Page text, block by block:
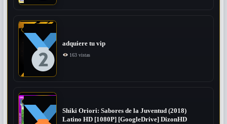
adquiere tu vip
163 vistas
Shiki Oriori: Sabores de la Juventud (2018)
Latino HD [1080P] [GoogleDrive] DizonHD